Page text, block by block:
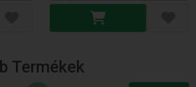
Termékek